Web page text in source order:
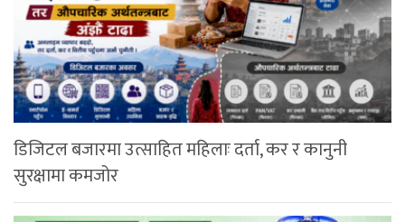
डिजिटल बजारमा उत्साहित महिलाः दर्ता, कर र कानुनी
सुरक्षामा कमजोर